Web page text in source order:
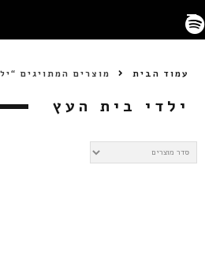
עמוד הבית מוצרים המתויגים
ילדי בית העץ